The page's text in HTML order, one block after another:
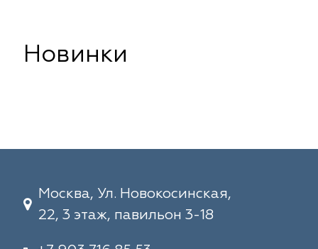
Новинки
Москва, Ул. Новокосинская,
22, 3 этаж, павильон 3-18